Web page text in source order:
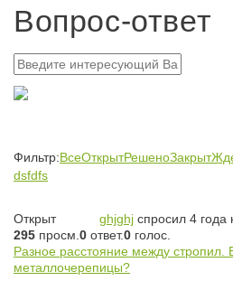
Вопрос-ответ
Фильтр:ВсеОткрытРешеноЗакрыт
dsfdfs
Открыт ghjghj спросил 4 года
295 просм.0 ответ.0 голос.
Разное расстояние между стропил.
металлочерепицы?